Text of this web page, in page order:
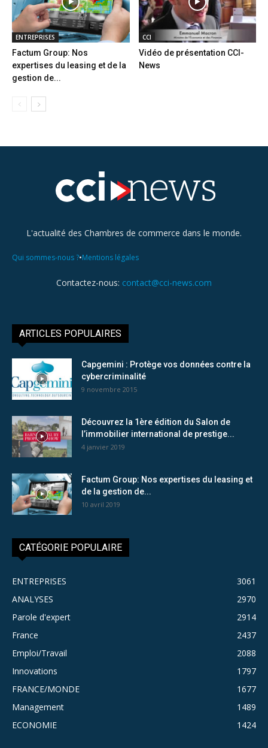
ENTREPRISES
Factum Group: Nos
expertises du leasing et de la
gestion de...
CCI
Vidéo de présentation CCI-
News
L'actualité des Chambres de commerce dans le monde.
Qui sommes-nous ?•Mentions légales
Contactez-nous: contact@cci-news.com
ARTICLES POPULAIRES
Capgemini : Protège vos données contre la
cybercriminalité
9 novembre 2015
Découvrez la 1ère édition du Salon de
l’immobilier international de prestige...
4 janvier 2019
Factum Group: Nos expertises du leasing et
de la gestion de...
10 avril 2019
CATÉGORIE POPULAIRE
ENTREPRISES
3061
ANALYSES
2970
Parole d'expert
2914
France
2437
Emploi/Travail
2088
Innovations
1797
FRANCE/MONDE
1677
Management
1489
ECONOMIE
1424